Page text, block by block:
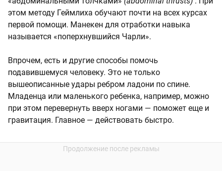
этом методу Геймлиха обучают почти на всех курсах
первой помощи. Манекен для отработки навыка
называется «поперхнувшийся Чарли».
Впрочем, есть и другие способы помочь
подавившемуся человеку. Это не только
вышеописанные удары ребром ладони по спине.
Младенца или маленького ребенка, например, можно
при этом перевернуть вверх ногами — поможет еще и
гравитация. Главное — действовать быстро.